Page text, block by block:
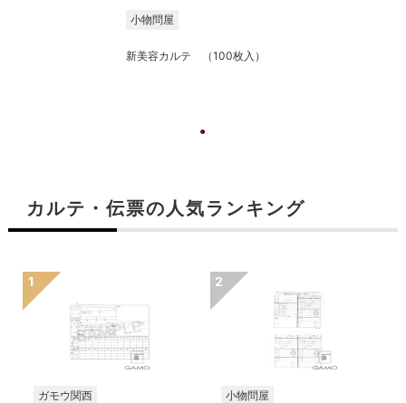
小物問屋
新美容カルテ （100枚入）
カルテ・伝票の人気ランキング
ガモウ関西 小物問屋